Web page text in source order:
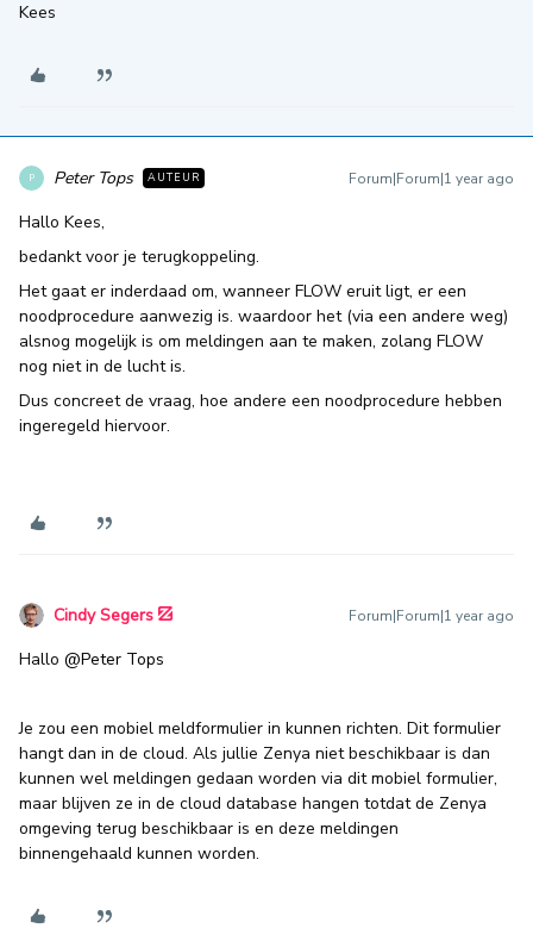
Kees
P Peter Tops AUTEUR Forum|Forum|1 year ago
Hallo Kees,
bedankt voor je terugkoppeling.
Het gaat er inderdaad om, wanneer FLOW eruit ligt, er een
noodprocedure aanwezig is. waardoor het (via een andere weg)
alsnog mogelijk is om meldingen aan te maken, zolang FLOW
nog niet in de lucht is.
Dus concreet de vraag, hoe andere een noodprocedure hebben
ingeregeld hiervoor.
Cindy Segers Forum|Forum|1 year ago
Hallo ​ @Peter Tops
Je zou een mobiel meldformulier in kunnen richten. Dit formulier
hangt dan in de cloud. Als jullie Zenya niet beschikbaar is dan
kunnen wel meldingen gedaan worden via dit mobiel formulier,
maar blijven ze in de cloud database hangen totdat de Zenya
omgeving terug beschikbaar is en deze meldingen
binnengehaald kunnen worden.